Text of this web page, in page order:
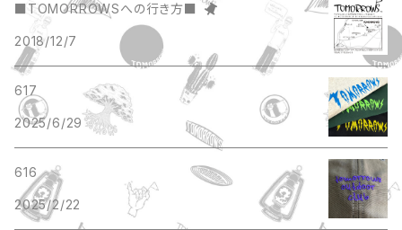
■TOMORROWSへの行き方■
2018/12/7
617
2025/6/29
616
2025/2/22